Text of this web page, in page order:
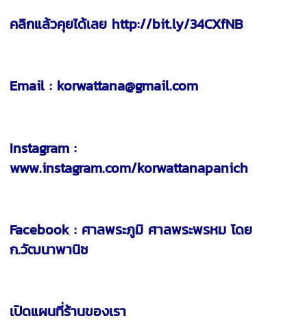
คลิกแล้วคุยได้เลย http://bit.ly/34CXfNB
Email : korwattana@gmail.com
Instagram :
www.instagram.com/korwattanapanich
Facebook : ศาลพระภูมิ ศาลพระพรหม โดย
ก.วัฒนาพานิช
เปิดแผนที่ร้านของเรา